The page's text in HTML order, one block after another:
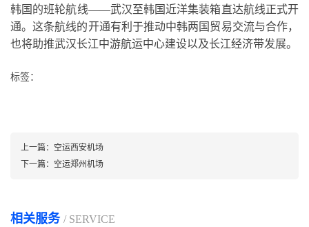
韩国的班轮航线——武汉至韩国近洋集装箱直达航线正式开
通。这条航线的开通有利于推动中韩两国贸易交流与合作，
也将助推武汉长江中游航运中心建设以及长江经济带发展。
标签：
上一篇： 空运西安机场
下一篇： 空运郑州机场
相关服务 / SERVICE